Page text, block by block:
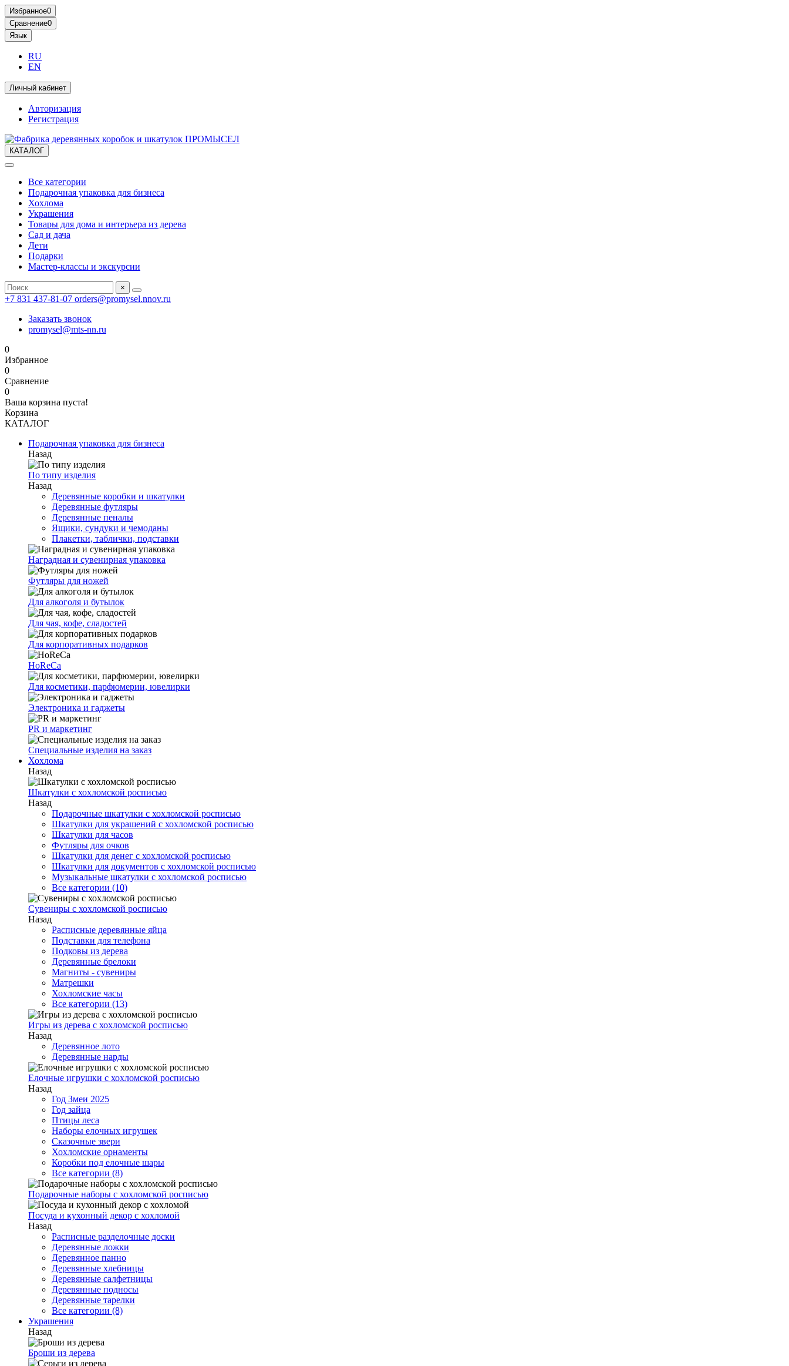
Избранное0
Сравнение0
Язык
RU
EN
Личный кабинет
Авторизация
Регистрация
КАТАЛОГ
Все категории
Подарочная упаковка для бизнеса
Хохлома
Украшения
Товары для дома и интерьера из дерева
Сад и дача
Дети
Подарки
Мастер-классы и экскурсии
×
+7 831 437-81-07 orders@promysel.nnov.ru
Заказать звонок
promysel@mts-nn.ru
0
Избранное
0
Сравнение
0
Ваша корзина пуста!
Корзина
КАТАЛОГ
Подарочная упаковка для бизнеса
Назад
По типу изделия
Назад
Деревянные коробки и шкатулки
Деревянные футляры
Деревянные пеналы
Ящики, сундуки и чемоданы
Плакетки, таблички, подставки
Наградная и сувенирная упаковка
Футляры для ножей
Для алкоголя и бутылок
Для чая, кофе, сладостей
Для корпоративных подарков
HoReCa
Для косметики, парфюмерии, ювелирки
Электроника и гаджеты
PR и маркетинг
Специальные изделия на заказ
Хохлома
Назад
Шкатулки с хохломской росписью
Назад
Подарочные шкатулки с хохломской росписью
Шкатулки для украшений с хохломской росписью
Шкатулки для часов
Футляры для очков
Шкатулки для денег с хохломской росписью
Шкатулки для документов с хохломской росписью
Музыкальные шкатулки с хохломской росписью
Все категории (10)
Сувениры с хохломской росписью
Назад
Расписные деревянные яйца
Подставки для телефона
Подковы из дерева
Деревянные брелоки
Магниты - сувениры
Матрешки
Хохломские часы
Все категории (13)
Игры из дерева с хохломской росписью
Назад
Деревянное лото
Деревянные нарды
Елочные игрушки с хохломской росписью
Назад
Год Змеи 2025
Год зайца
Птицы леса
Наборы елочных игрушек
Сказочные звери
Хохломские орнаменты
Коробки под елочные шары
Все категории (8)
Подарочные наборы с хохломской росписью
Посуда и кухонный декор с хохломой
Назад
Расписные разделочные доски
Деревянные ложки
Деревянное панно
Деревянные хлебницы
Деревянные салфетницы
Деревянные подносы
Деревянные тарелки
Все категории (8)
Украшения
Назад
Броши из дерева